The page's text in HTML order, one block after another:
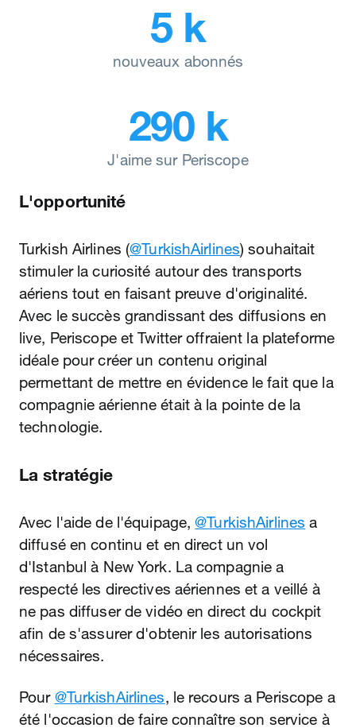
5 k
nouveaux abonnés
290 k
J'aime sur Periscope
L'opportunité
Turkish Airlines (@TurkishAirlines) souhaitait
stimuler la curiosité autour des transports
aériens tout en faisant preuve d'originalité.
Avec le succès grandissant des diffusions en
live, Periscope et Twitter offraient la plateforme
idéale pour créer un contenu original
permettant de mettre en évidence le fait que la
compagnie aérienne était à la pointe de la
technologie.
La stratégie
Avec l'aide de l'équipage,@TurkishAirlines a
diffusé en continu et en direct un vol
d'Istanbul à New York. La compagnie a
respecté les directives aériennes et a veillé à
ne pas diffuser de vidéo en direct du cockpit
afin de s'assurer d'obtenir les autorisations
nécessaires.
Pour @TurkishAirlines, le recours a Periscope a
été l'occasion de faire connaître son service à